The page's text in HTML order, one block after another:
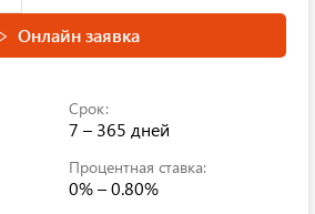
Онлайн заявка
Срок:
7 – 365 дней
Процентная ставка:
0% – 0.80%